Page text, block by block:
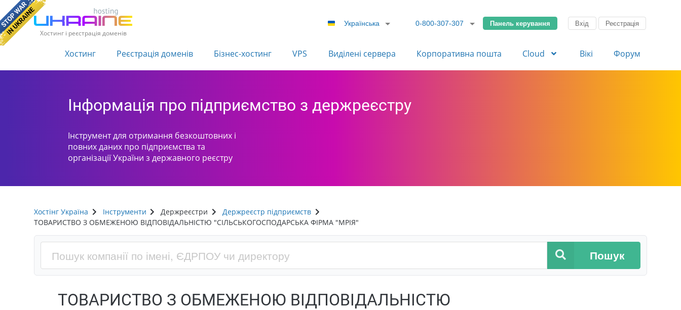
Хостинг і реєстрація доменів
Українська 0-800-307-307 Панель керування Вхід Реєстрація
Хостинг Реєстрація доменів Бізнес-хостинг VPS Виділені сервера Корпоративна пошта Cloud Вікі Форум
Інформація про підприємство з держреєстру
Інструмент для отримання безкоштовних і
повних даних про підприємства та
організації України з державного реєстру
Хостінг Україна Інструменти Держреєстри
Держреєстр підприємств
ТОВАРИСТВО З ОБМЕЖЕНОЮ ВІДПОВІДАЛЬНІСТЮ "СІЛЬСЬКОГОСПОДАРСЬКА ФІРМА "МРІЯ"
Пошук
ТОВАРИСТВО З ОБМЕЖЕНОЮ ВІДПОВІДАЛЬНІСТЮ